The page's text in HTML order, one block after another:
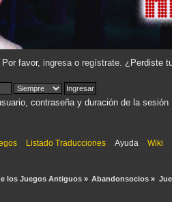
favor, ingresao regístrate. ¿Perdiste
contraseña y duración de la sesión
Listado Traducciones Ayuda Wiki
los Juegos Antiguos» Abandonsocios »